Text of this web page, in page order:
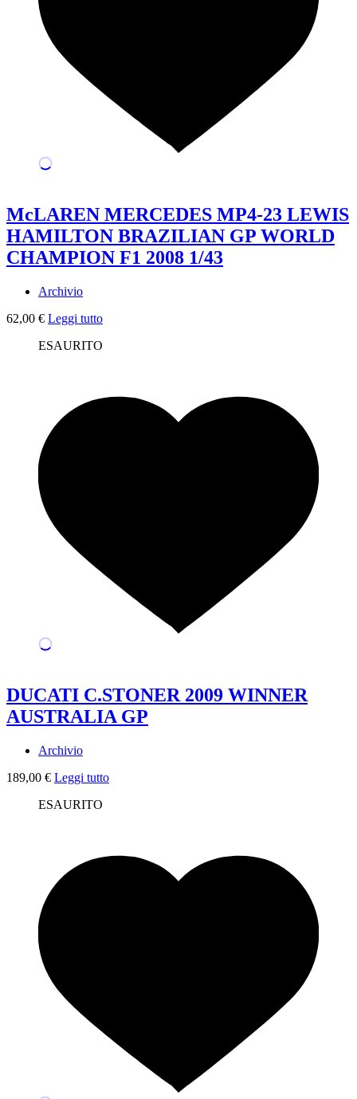
McLAREN MERCEDES MP4-23 LEWIS
HAMILTON BRAZILIAN GP WORLD
CHAMPION F1 2008 1/43
Archivio
62,00 € Leggi tutto
ESAURITO
DUCATI C.STONER 2009 WINNER
AUSTRALIA GP
Archivio
189,00 € Leggi tutto
ESAURITO